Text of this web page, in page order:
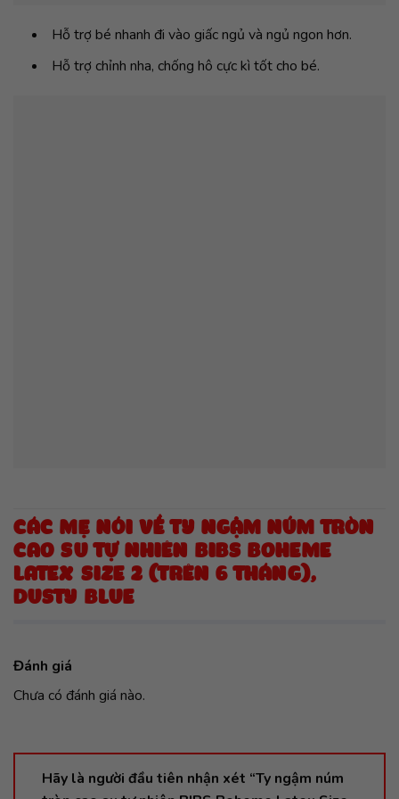
Hỗ trợ bé nhanh đi vào giấc ngủ và ngủ ngon hơn.
Hỗ trợ chỉnh nha, chống hô cực kì tốt cho bé.
CÁC MẸ NÓI VỀ TY NGẬM NÚM TRÒN
CAO SU TỰ NHIÊN BIBS BOHEME
LATEX SIZE 2 (TRÊN 6 THÁNG),
DUSTY BLUE
Đánh giá
Chưa có đánh giá nào.
Hãy là người đầu tiên nhận xét “Ty ngậm núm